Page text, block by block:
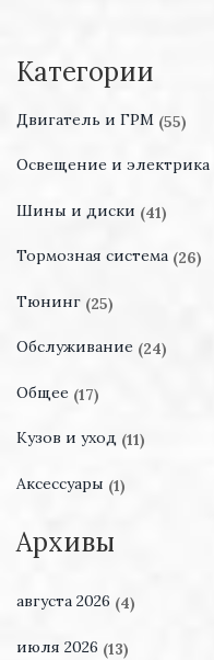
Категории
Двигатель и ГРМ (55)
Освещение и электрика
Шины и диски (41)
Тормозная система (26)
Тюнинг (25)
Обслуживание (24)
Общее (17)
Кузов и уход (11)
Аксессуары (1)
Архивы
августа 2026 (4)
июля 2026 (13)